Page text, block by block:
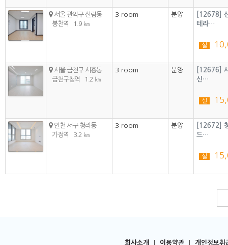
서울 관악구 신림동
봉천역
1.9 ㎞
3 room 분양
[12678]
테라…
실
서울 금천구 시흥동
금천구청역
1.2 ㎞
3 room 분양
[12676]
신…
실
인천 서구 청라동
가정역
3.2 ㎞
3 room 분양
[12672]
드…
실
회사소개 이용약관 개인정보취